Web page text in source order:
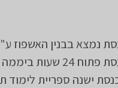
נמצא בבנין האשפוז
24 שעות ביממה
ישנה ספריית לימוד